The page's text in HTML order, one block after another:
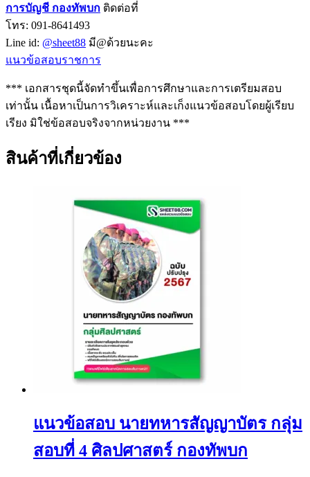
การบัญชี กองทัพบก ติดต่อที่
โทร: 091-8641493
Line id: @sheet88 มี@ด้วยนะคะ
แนวข้อสอบราชการ
*** เอกสารชุดนี้จัดทำขึ้นเพื่อการศึกษาและการเตรียมสอบ
เท่านั้น เนื้อหาเป็นการวิเคราะห์และเก็งแนวข้อสอบโดยผู้เรียบ
เรียง มิใช่ข้อสอบจริงจากหน่วยงาน ***
สินค้าที่เกี่ยวข้อง
แนวข้อสอบ นายทหารสัญญาบัตร กลุ่ม
สอบที่ 4 ศิลปศาสตร์ กองทัพบก